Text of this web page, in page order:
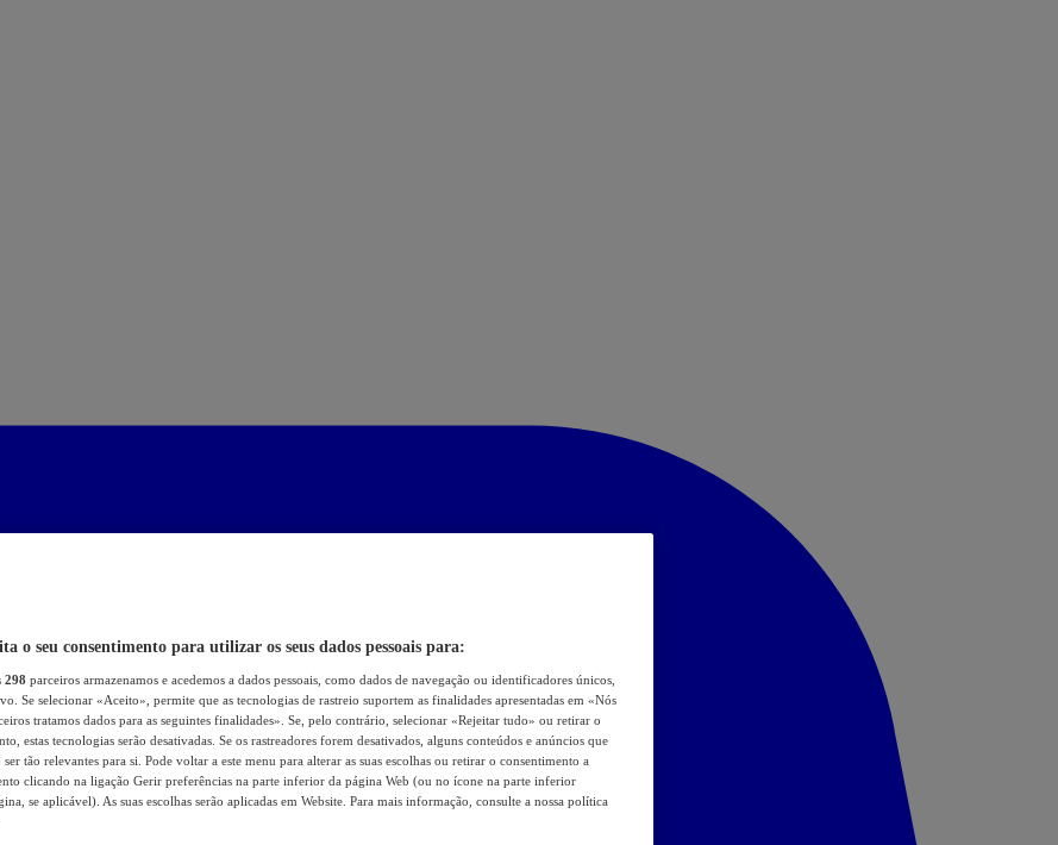
o seu consentimento para utilizar os seus dados pessoais para:
298 parceiros armazenamos e acedemos a dados pessoais, como dados de navegação ou identificadores únicos,
Se selecionar «Aceito», permite que as tecnologias de rastreio suportem as finalidades apresentadas em «Nós
tratamos dados para as seguintes finalidades». Se, pelo contrário, selecionar «Rejeitar tudo» ou retirar o
estas tecnologias serão desativadas. Se os rastreadores forem desativados, alguns conteúdos e anúncios que
tão relevantes para si. Pode voltar a este menu para alterar as suas escolhas ou retirar o consentimento a
clicando na ligação Gerir preferências na parte inferior da página Web (ou no ícone na parte inferior
se aplicável). As suas escolhas serão aplicadas em Website. Para mais informação, consulte a nossa política